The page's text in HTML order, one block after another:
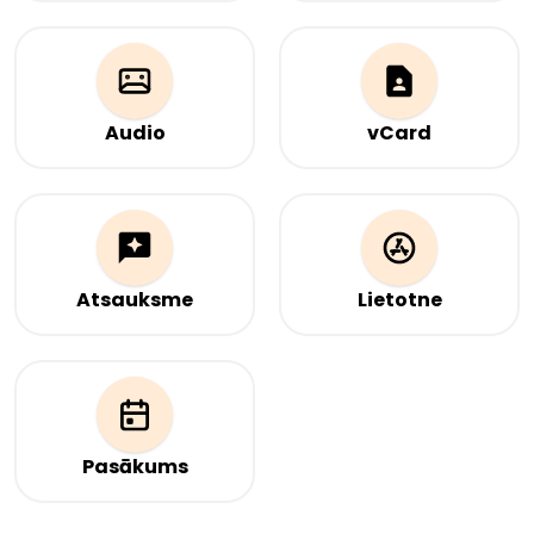
vēlaties norādīt QR kodā.
norādīt QR kodam
Audio
norādīt QR kodā.
vCard
kopīgotu savu
informāciju — vienmēr
aktuāla, nav
nepieciešams izdalīt
vizītkartes.
Atsauksme
un citos pakalpojumos
no vienas lapas.
Lietotne
Pasākums